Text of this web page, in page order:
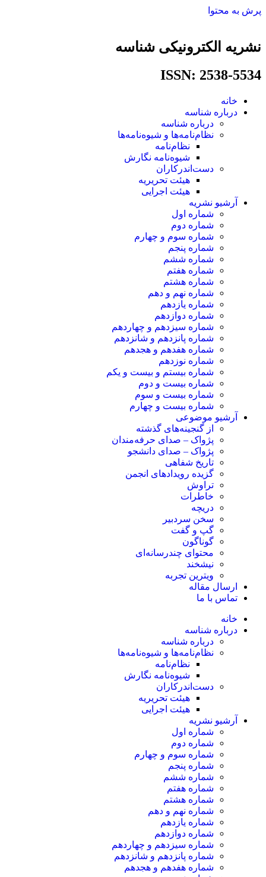
پرش به محتوا
نشریه الکترونیکی شناسه
ISSN: 2538-5534​
خانه
درباره شناسه
درباره شناسه
نظام‌نامه‌ها و شیوه‌نامه‌ها
نظام‌نامه
شیوه‌نامه نگارش
دست‌اندرکاران
هیئت تحریریه
هیئت اجرایی
آرشیو نشریه
شماره اول
شماره دوم
شماره سوم و چهارم
شماره پنجم
شماره ششم
شماره هفتم
شماره هشتم
شماره نهم و دهم
شماره یازدهم
شماره دوازدهم
شماره سیزدهم و چهاردهم
شماره پانزدهم و شانزدهم
شماره هفدهم و هجدهم
شماره نوزدهم
شماره بیستم و بیست و یکم
شماره بیست و دوم
شماره بیست و سوم
شماره بیست و چهارم
آرشیو موضوعی
از گنجینه‌های گذشته
پژواک – صدای حرفه‌مندان
پژواک – صدای دانشجو
تاریخ شفاهی
گزیده رویدادهای انجمن
تراوش
خاطرات
دریچه
سخن سردبیر
گپ و گفت
گوناگون
محتوای چندرسانه‌ای
نیشخند
ویترین تجربه
ارسال مقاله
تماس با ما
خانه
درباره شناسه
درباره شناسه
نظام‌نامه‌ها و شیوه‌نامه‌ها
نظام‌نامه
شیوه‌نامه نگارش
دست‌اندرکاران
هیئت تحریریه
هیئت اجرایی
آرشیو نشریه
شماره اول
شماره دوم
شماره سوم و چهارم
شماره پنجم
شماره ششم
شماره هفتم
شماره هشتم
شماره نهم و دهم
شماره یازدهم
شماره دوازدهم
شماره سیزدهم و چهاردهم
شماره پانزدهم و شانزدهم
شماره هفدهم و هجدهم